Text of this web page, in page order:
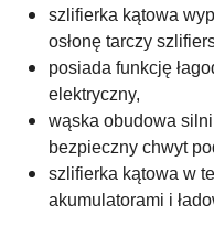
szlifierka kątowa
osłonę tarczy
posiada funkcję
elektryczny,
wąska obudowa
bezpieczny chwyt
szlifierka kątowa w
akumulatorami i